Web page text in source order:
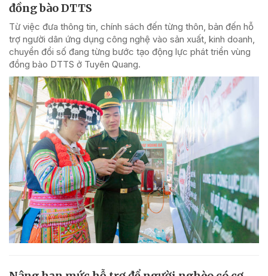
đồng bào DTTS
Từ việc đưa thông tin, chính sách đến từng thôn, bản đến hỗ
trợ người dân ứng dụng công nghệ vào sản xuất, kinh doanh,
chuyển đổi số đang từng bước tạo động lực phát triển vùng
đồng bào DTTS ở Tuyên Quang.